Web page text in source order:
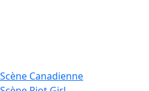
Scène Canadienne